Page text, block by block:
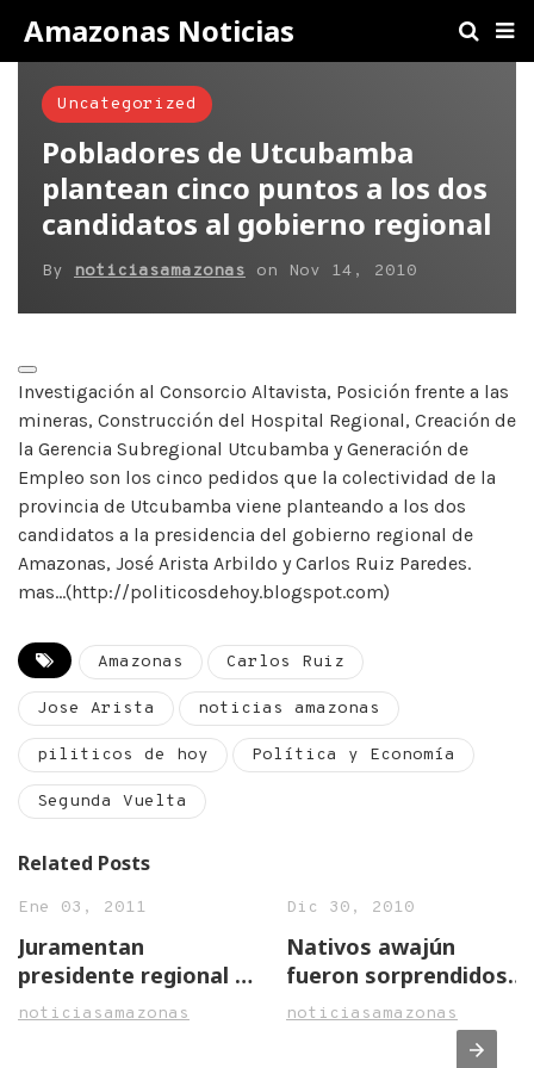
Amazonas Noticias
Uncategorized
Pobladores de Utcubamba
plantean cinco puntos a los dos
candidatos al gobierno regional
By noticiasamazonas on Nov 14, 2010
Investigación al Consorcio Altavista, Posición frente a las
mineras, Construcción del Hospital Regional, Creación de
la Gerencia Subregional Utcubamba y Generación de
Empleo son los cinco pedidos que la colectividad de la
provincia de Utcubamba viene planteando a los dos
candidatos a la presidencia del gobierno regional de
Amazonas, José Arista Arbildo y Carlos Ruiz Paredes.
mas…(http://politicosdehoy.blogspot.com)
Amazonas Carlos Ruiz
Jose Arista noticias amazonas
piliticos de hoy Política y Economía
Segunda Vuelta
Related Posts
Ene 03, 2011
Juramentan
presidente regional de
amazonas, José Arista
noticiasamazonas
Dic 30, 2010
Nativos awajún
fueron sorprendidos
por minero informal
noticiasamazonas